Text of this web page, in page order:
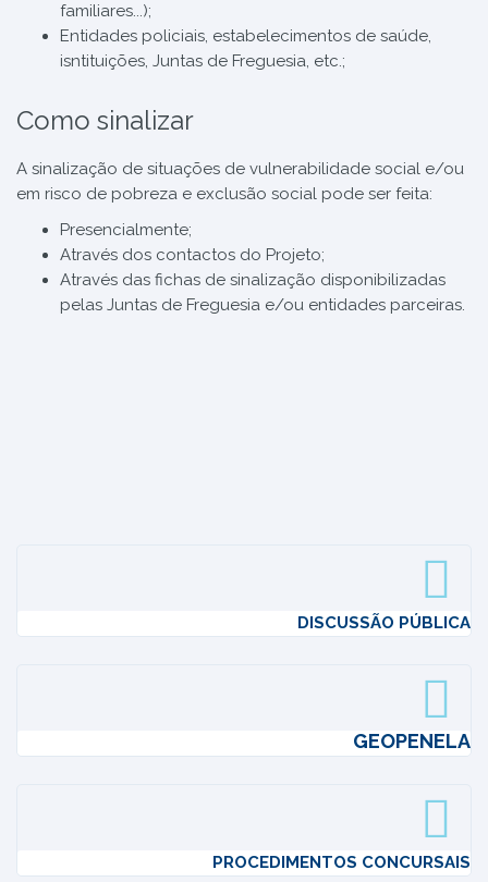
familiares...);
Entidades policiais, estabelecimentos de saúde,
isntituições, Juntas de Freguesia, etc.;
Como sinalizar
A sinalização de situações de vulnerabilidade social e/ou
em risco de pobreza e exclusão social pode ser feita:
Presencialmente;
Através dos contactos do Projeto;
Através das fichas de sinalização disponibilizadas
pelas Juntas de Freguesia e/ou entidades parceiras.
DISCUSSÃO PÚBLICA
GEOPENELA
PROCEDIMENTOS CONCURSAIS